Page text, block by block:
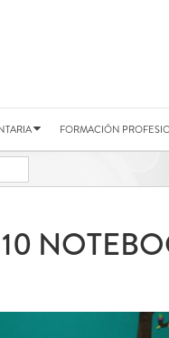
FORMACIÓN